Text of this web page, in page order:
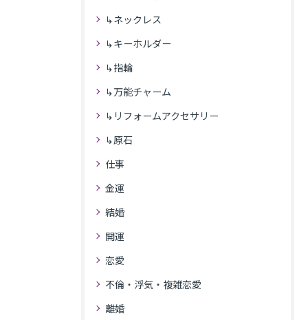
↳ネックレス
↳キーホルダー
↳指輪
↳万能チャーム
↳リフォームアクセサリー
↳原石
仕事
金運
結婚
開運
恋愛
不倫・浮気・複雑恋愛
離婚